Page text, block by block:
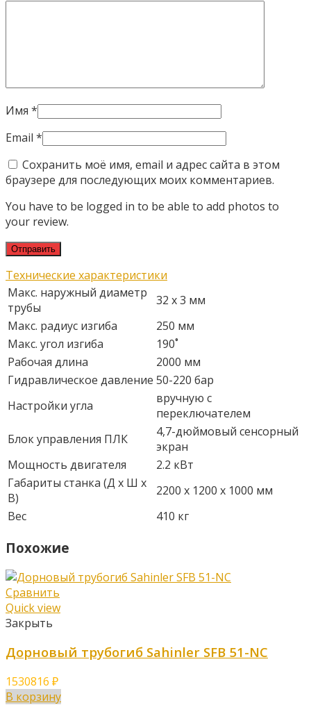
Имя *
Email *
Сохранить моё имя, email и адрес сайта в этом
браузере для последующих моих комментариев.
You have to be logged in to be able to add photos to
your review.
Технические характеристики
Макс. наружный диаметр
трубы
32 x 3 мм
Макс. радиус изгиба
250 мм
Макс. угол изгиба
190˚
Рабочая длина
2000 мм
Гидравлическое давление 50-220 бар
Настройки угла
вручную с
переключателем
Блок управления ПЛК
4,7-дюймовый сенсорный
экран
Мощность двигателя
2.2 кВт
Габариты станка (Д x Ш x
В)
2200 x 1200 x 1000 мм
Вес
410 кг
Похожие
Сравнить
Quick view
Закрыть
Дорновый трубогиб Sahinler SFB 51-NC
1530816 ₽
В корзину